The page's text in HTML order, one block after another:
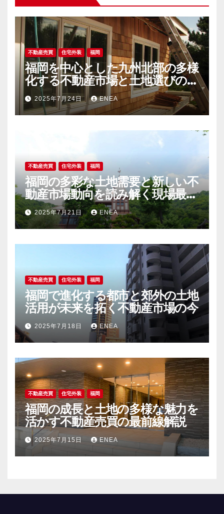
不動産売買 住宅外装 福岡
福岡を中心とした九州北部の多様
化する不動産市場と土地選びの新
潮流
2025年7月24日 ENEA
不動産売買 住宅外装 福岡
福岡の多彩な土地需要と新しい不
動産市場動向を読み解く現場最前
線2025年7月21日 ENEA
不動産売買 住宅外装 福岡
福岡で進化する都市と郊外の土地
活用が未来を拓く不動産市場の今
2025年7月18日 ENEA
不動産売買 住宅外装 福岡
福岡の成長と土地の多様な魅力を
活かす不動産売買の最前線解説
2025年7月15日 ENEA